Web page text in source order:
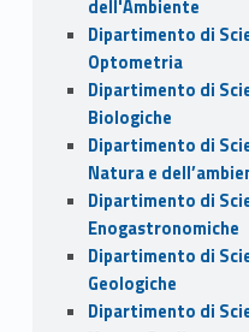
dell'Ambiente
Dipartimento di
Optometria
Dipartimento di
Biologiche
Dipartimento di
Natura e
Dipartimento di
Enogastronomiche
Dipartimento di
Geologiche
Dipartimento di